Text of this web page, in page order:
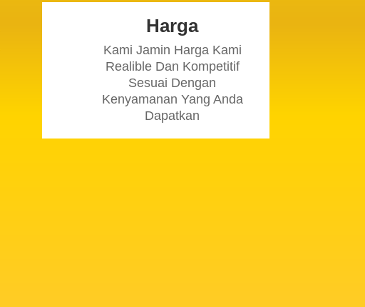
Harga
Kami Jamin Harga Kami
Realible Dan Kompetitif
Sesuai Dengan
Kenyamanan Yang Anda
Dapatkan